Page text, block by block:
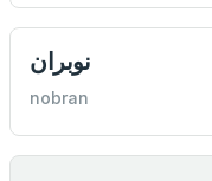
نوبران
nobran